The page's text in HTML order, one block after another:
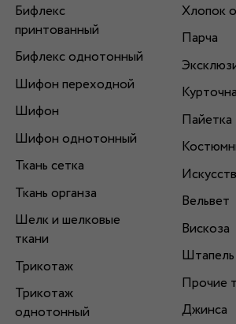
Бифлекс
принтованный
Бифлекс однотонный
Шифон переходной
Шифон
Шифон однотонный
Ткань сетка
Ткань органза
Шелк и шелковые
ткани
Трикотаж
Трикотаж
однотонный
Хлопок
Парча
Пайетка
Вельвет
Вискоза
Штапель
Прочие
Джинса